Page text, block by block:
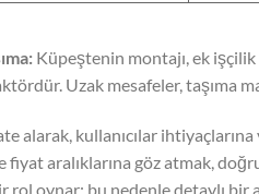
Küpeştenin montajı, ek işçilik
Uzak mesafeler, taşıma
alarak, kullanıcılar
aralıklarına göz atmak,
rol oynar; bu nedenle detaylı bir